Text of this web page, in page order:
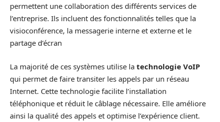
permettent une collaboration des différents services de
l’entreprise. Ils incluent des fonctionnalités telles que la
visioconférence, la messagerie interne et externe et le
partage d’écran
La majorité de ces systèmes utilise la technologie VoIP
qui permet de faire transiter les appels par un réseau
Internet. Cette technologie facilite l’installation
téléphonique et réduit le câblage nécessaire. Elle améliore
ainsi la qualité des appels et optimise l’expérience client.